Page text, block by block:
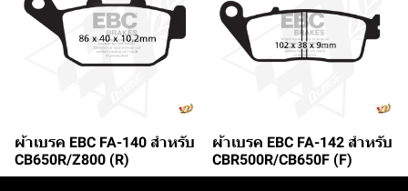
ผ้าเบรค EBC FA-140 สำหรับ
CB650R/Z800 (R)
ผ้าเบรค EBC FA-142 สำหรับ
CBR500R/CB650F (F)